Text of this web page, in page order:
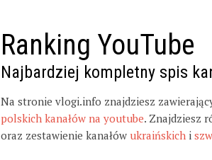
Ranking YouTube
Najbardziej kompletny spis
Na stronie vlogi.info znajdziesz
polskich kanałów na youtube. Znajdziesz
oraz zestawienie kanałów ukraińskich i